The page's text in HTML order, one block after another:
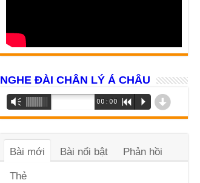
NGHE ĐÀI CHÂN LÝ Á CHÂU
Trình
phát
âm
Vm 00:00 R P d
Bài mới Bài nổi bật Phản hồi
Thẻ